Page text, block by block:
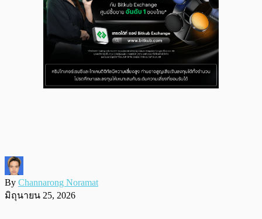
By Channarong Noramat
มิถุนายน 25, 2026